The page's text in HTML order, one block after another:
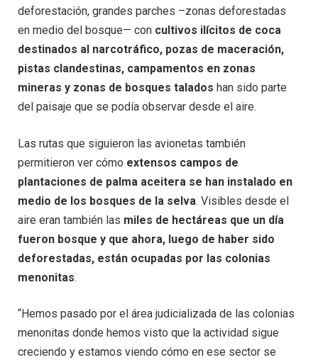
deforestación, grandes parches –zonas deforestadas
en medio del bosque— con cultivos ilícitos de coca
destinados al narcotráfico, pozas de maceración,
pistas clandestinas, campamentos en zonas
mineras y zonas de bosques talados han sido parte
del paisaje que se podía observar desde el aire.
Las rutas que siguieron las avionetas también
permitieron ver cómo extensos campos de
plantaciones de palma aceitera se han instalado en
medio de los bosques de la selva. Visibles desde el
aire eran también las miles de hectáreas que un día
fueron bosque y que ahora, luego de haber sido
deforestadas, están ocupadas por las colonias
menonitas.
“Hemos pasado por el área judicializada de las colonias
menonitas donde hemos visto que la actividad sigue
creciendo y estamos viendo cómo en ese sector se